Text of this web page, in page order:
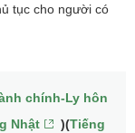
tục cho người có
chính-Ly hôn
Nhật )(Tiếng